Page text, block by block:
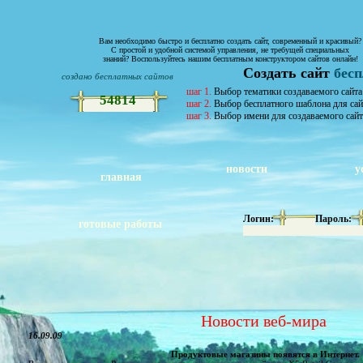
Вам необходимо быстро и бесплатно создать сайт, современный и красивый?
С простой и удобной системой управления, не требущей специальных
знаний? Воспользуйтесь нашим бесплатным конструктором сайтов онлайн!
создано бесплатных сайтов
54814
Создать сайт
шаг 1. Выбор тематики создаваемого сайта
шаг 2. Выбор бесплатного шаблона для
шаг 3.Выбор имени для создаваемого
готовые работы
главная
новости
Логин: Пароль:
Новости веб-мира
16.09.09
Продуктовые магазины появятся в Интернет.